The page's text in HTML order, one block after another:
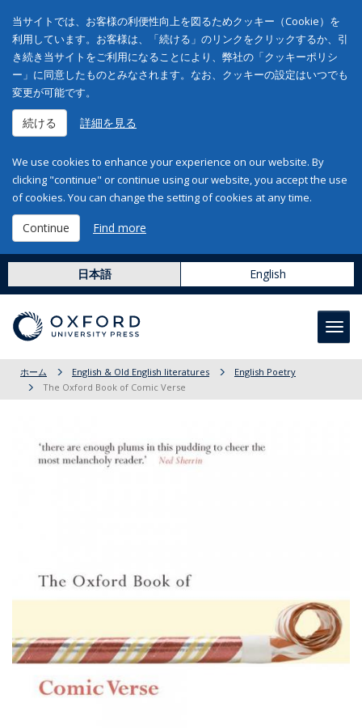
当サイトでは、お客様の利便性向上を図るためクッキー（Cookie）を
利用しています。お客様は、「続ける」のリンクをクリックするか、引
き続き当サイトをご利用になることにより、弊社の「クッキーポリシ
ー」に同意したものとみなされます。なお、クッキーの設定はいつでも
変更が可能です。
続ける 詳細を見る
We use cookies to enhance your experience on our website. By
clicking "continue" or continue using our website, you accept the use
of cookies. You can change the setting of cookies at any time.
Continue Find more
日本語 English
ホーム English & Old English literatures
English Poetry
The Oxford Book of Comic Verse